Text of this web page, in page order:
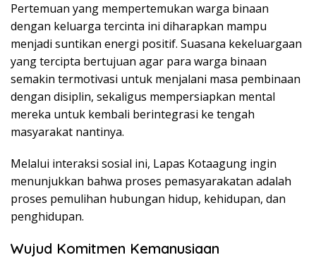
​Pertemuan yang mempertemukan warga binaan
dengan keluarga tercinta ini diharapkan mampu
menjadi suntikan energi positif. Suasana kekeluargaan
yang tercipta bertujuan agar para warga binaan
semakin termotivasi untuk menjalani masa pembinaan
dengan disiplin, sekaligus mempersiapkan mental
mereka untuk kembali berintegrasi ke tengah
masyarakat nantinya.
​Melalui interaksi sosial ini, Lapas Kotaagung ingin
menunjukkan bahwa proses pemasyarakatan adalah
proses pemulihan hubungan hidup, kehidupan, dan
penghidupan.
Wujud Komitmen Kemanusiaan